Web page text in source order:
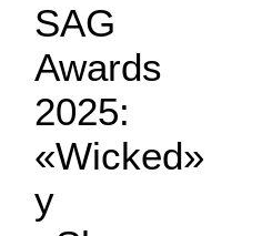
SAG
Awards
2025:
«Wicked»
y